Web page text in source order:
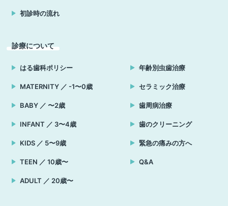
初診時の流れ
診療について
はる歯科ポリシー
MATERNITY ／ -1〜0歳
BABY ／ 〜2歳
INFANT ／ 3〜4歳
KIDS ／ 5〜9歳
TEEN ／ 10歳〜
ADULT ／ 20歳〜
年齢別虫歯治療
セラミック治療
歯周病治療
歯のクリーニング
緊急の痛みの方へ
Q&A